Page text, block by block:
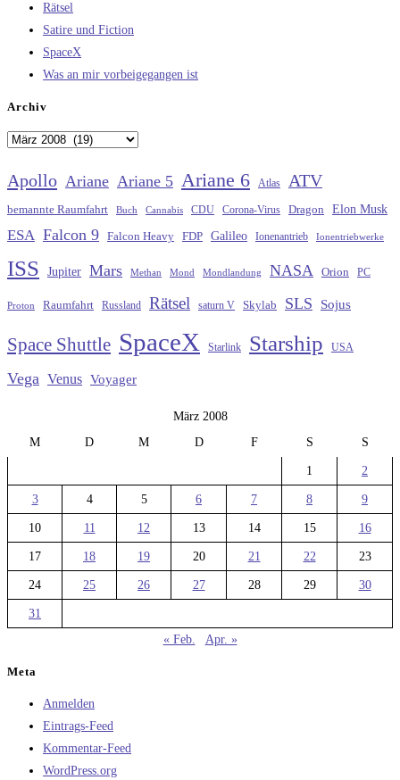
Rätsel
Satire und Fiction
SpaceX
Was an mir vorbeigegangen ist
Archiv
Archiv
Apollo Ariane Ariane 5 Ariane 6 Atlas ATV
bemannte Raumfahrt Buch Cannabis CDU Corona-Virus Dragon Elon Musk
ESA Falcon 9 Falcon Heavy FDP Galileo Ionenantrieb Ionentriebwerke
ISS Jupiter Mars Methan Mond Mondlandung NASA Orion PC
Proton Raumfahrt Russland Rätsel saturn V Skylab SLS Sojus
Space Shuttle SpaceX Starlink Starship USA
Vega Venus Voyager
März 2008
M
D M D F S S
1 2
3 4 5 6 7 8 9
10 11 12 13 14 15 16
17 18 19 20 21 22 23
24 25 26 27 28 29 30
31
« Feb.
Apr. »
Meta
Anmelden
Eintrags-Feed
Kommentar-Feed
WordPress.org